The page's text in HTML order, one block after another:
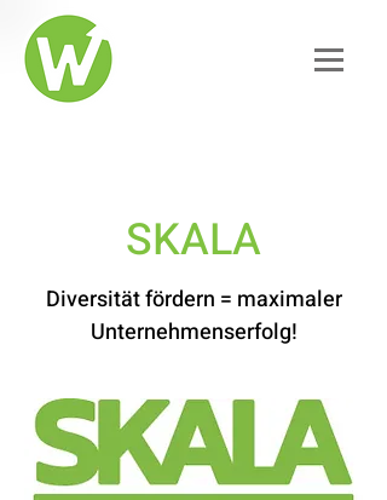
SKALA
Diversität fördern = maximaler
Unternehmenserfolg!